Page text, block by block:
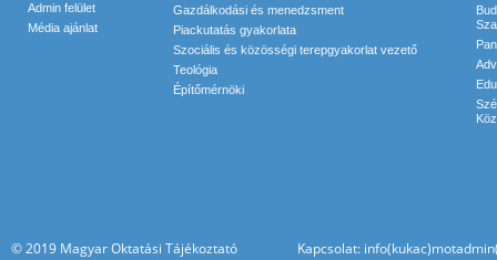
Admin felület
Média ajánlat
Gazdálkodási és menedzsment
Piackutatás gyakorlata
Szociális és közösségi terepgyakorlat vezető
Teológia
Építőmérnöki
© 2019 Magyar Oktatási Tájékoztató Kapcsolat: